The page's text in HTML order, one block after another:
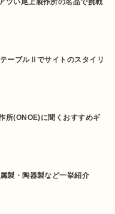
ツい尾上製作所の名品で挑戦
ーブルⅡでサイトのスタイリ
所(ONOE)に聞くおすすめギ
製・陶器製など一挙紹介